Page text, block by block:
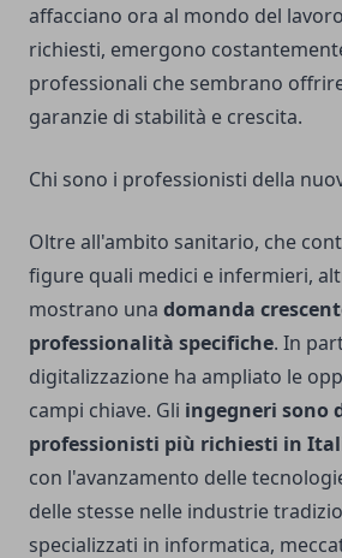
affacciano ora al mondo del
richiesti, emergono
professionali che sembrano
garanzie di stabilità e crescita.
Chi sono i professionisti della
Oltre all'ambito sanitario, che
figure quali medici e infermieri,
mostrano una domanda
professionalità specifiche. In
digitalizzazione ha ampliato le
campi chiave. Gli ingegneri sono
professionisti più richiesti in
con l'avanzamento delle
delle stesse nelle industrie
specializzati in informatica,